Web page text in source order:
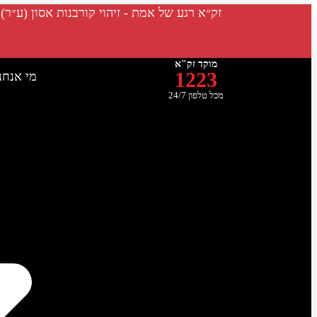
זק״א רגע של אמת - זיהוי קורבנות אסון (ע״ר)
מוקד זק"א
1223
מכל טלפון 24/7
מי